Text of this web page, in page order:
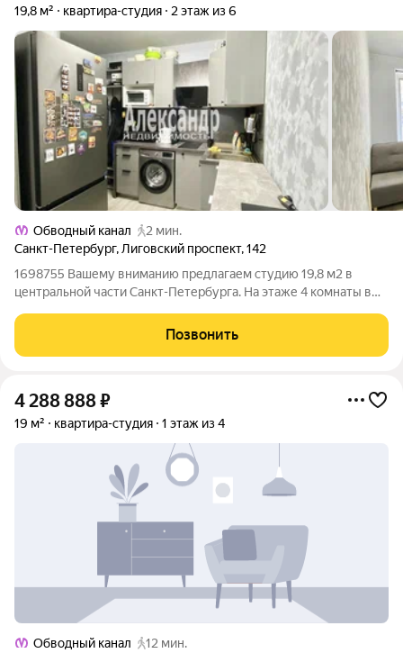
19,8 м² квартира-студия 2 этаж из 6
Обводный канал
2 мин.
Санкт-Петербург, Лиговский проспект,142
1698755 Вашему вниманию предлагаем студию 19,8 м2 в
центральной части Санкт-Петербурга. На этаже 4 комнаты в
квартире сделан свежий ремонт и установлена новая техника,
на все есть чеки. Есть
Позвонить
4 288 888₽
19 м² квартира-студия 1 этаж из 4
Обводный канал
12 мин.